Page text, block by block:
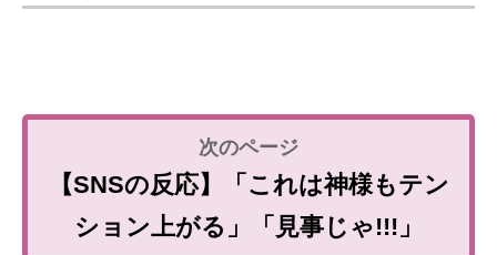
【SNSの反応】「これは神様もテン
ション上がる」「見事じゃ!!!」